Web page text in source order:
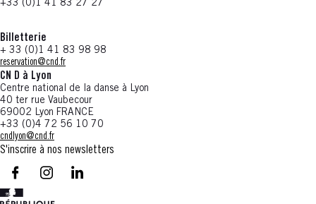
+33 (0)1 41 83 27 27
Billetterie
+ 33 (0)1 41 83 98 98
reservation@cnd.fr
CN D à Lyon
Centre national de la danse à Lyon
40 ter rue Vaubecour
69002 Lyon FRANCE
+33 (0)4 72 56 10 70
cndlyon@cnd.fr
S'inscrire à nos newsletters
facebook - CN D - Nouvelle fenêtre
instagram - CN D - Nouvelle fenêtre
LinkedIn - CN D - Nouvelle fenêtre